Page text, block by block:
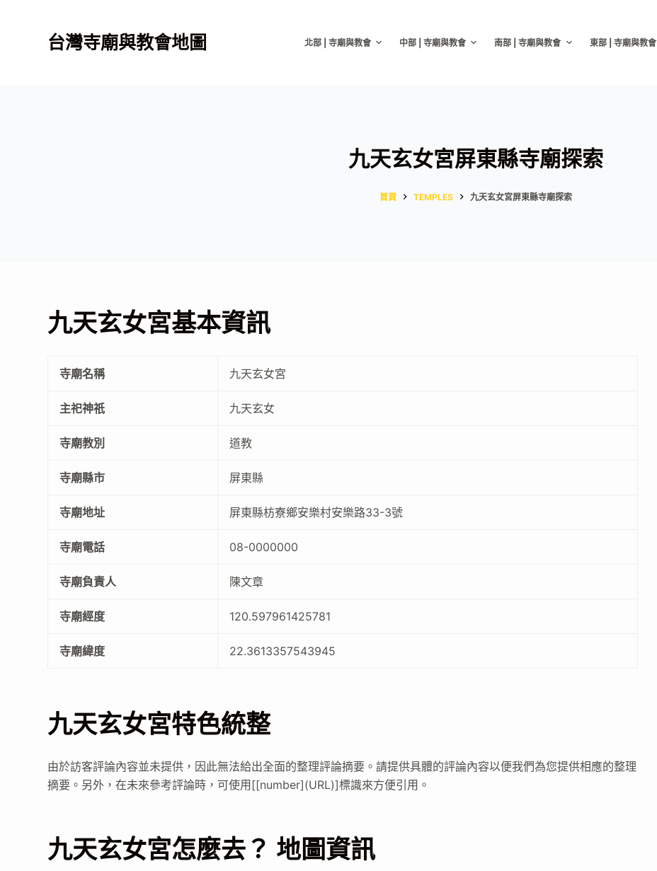
台灣寺廟與教會地圖 北部 | 寺廟與教會 中部 | 寺廟與教會 南部 | 寺廟與教會 東部 | 寺廟與教會
九天玄女宮屏東縣寺廟探索
首頁 TEMPLES 九天玄女宮屏東縣寺廟探索
九天玄女宮基本資訊
寺廟名稱 九天玄女宮
主祀神祇 九天玄女
寺廟教別 道教
寺廟縣市 屏東縣
寺廟地址 屏東縣枋寮鄉安樂村安樂路33-3號
寺廟電話 08-0000000
寺廟負責人 陳文章
寺廟經度 120.597961425781
寺廟緯度 22.3613357543945
九天玄女宮特色統整
由於訪客評論內容並未提供，因此無法給出全面的整理評論摘要。請提供具體的評論內容以便我們為您提供相應的整理
摘要。另外，在未來參考評論時，可使用[[number](URL)]標識來方便引用。
九天玄女宮怎麼去？ 地圖資訊